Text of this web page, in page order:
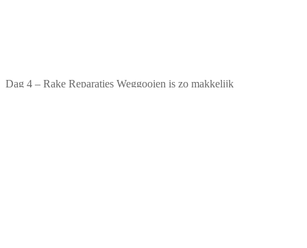
Dag 4 – Rake Reparaties Weggooien is zo makkelijk